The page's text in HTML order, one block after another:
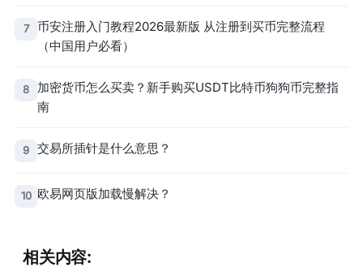
7
币安注册入门教程2026最新版 从注册到买币完整流程
（中国用户必看）
8
加密货币怎么买卖？新手购买USDT比特币狗狗币完整指
南
9 交易所插针是什么意思？
10 欧易网页版加载慢解决？
相关内容: